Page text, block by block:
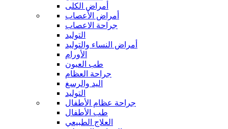
أمراض الكلى
أمراض الأعصاب
جراحة الاعصاب
التوليد
أمراض النساء والتوليد
الأورام
طب العيون
جراحة العظام
اليد والرسغ
التوليد
جراحة عظام الأطفال
طب الأطفال
العلاج الطبيعي